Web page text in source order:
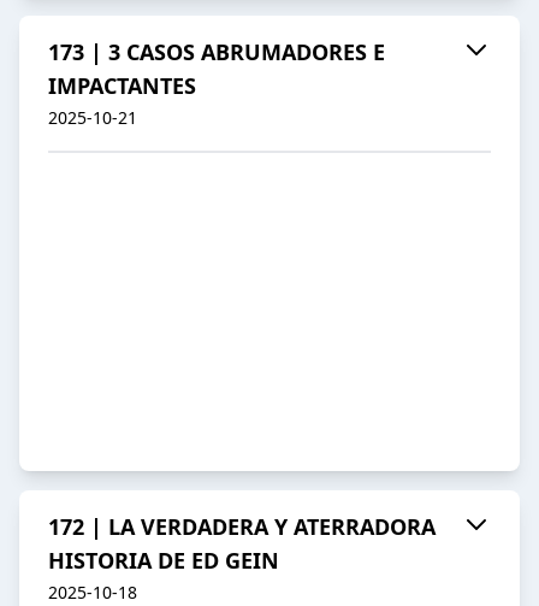
173 | 3 CASOS ABRUMADORES E
IMPACTANTES
2025-10-21
172 | LA VERDADERA Y ATERRADORA
HISTORIA DE ED GEIN
2025-10-18